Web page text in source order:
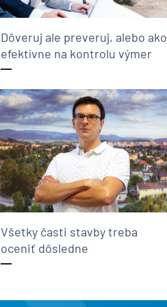
Dôveruj ale preveruj, alebo ako
efektívne na kontrolu výmer
Všetky časti stavby treba
oceniť dôsledne